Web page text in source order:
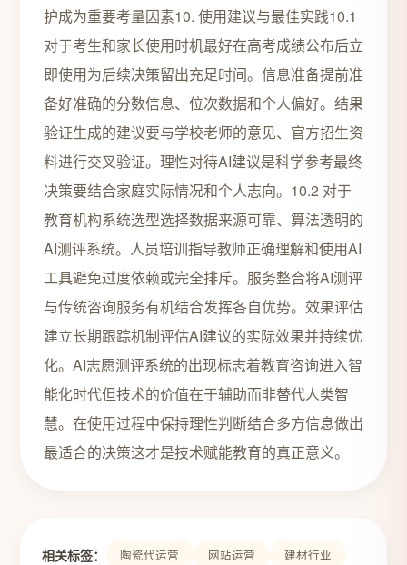
护成为重要考量因素10. 使用建议与最佳实践10.1
对于考生和家长使用时机最好在高考成绩公布后立
即使用为后续决策留出充足时间。信息准备提前准
备好准确的分数信息、位次数据和个人偏好。结果
验证生成的建议要与学校老师的意见、官方招生资
料进行交叉验证。理性对待AI建议是科学参考最终
决策要结合家庭实际情况和个人志向。10.2 对于
教育机构系统选型选择数据来源可靠、算法透明的
AI测评系统。人员培训指导教师正确理解和使用AI
工具避免过度依赖或完全排斥。服务整合将AI测评
与传统咨询服务有机结合发挥各自优势。效果评估
建立长期跟踪机制评估AI建议的实际效果并持续优
化。AI志愿测评系统的出现标志着教育咨询进入智
能化时代但技术的价值在于辅助而非替代人类智
慧。在使用过程中保持理性判断结合多方信息做出
最适合的决策这才是技术赋能教育的真正意义。
相关标签： 陶瓷代运营 网站运营
建材行业